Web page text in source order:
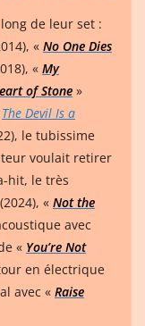
de leur set :
« No One Dies
« My
of Stone »
The Devil Is a
le tubissime
voulait retirer
hit, le très
« Not the
avec
« You’re Not
en électrique
avec « Raise